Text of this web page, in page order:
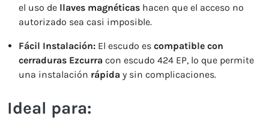
el uso de llaves magnéticas hacen que el acceso no
autorizado sea casi imposible.
Fácil Instalación: El escudo escompatible con
cerraduras Ezcurra con escudo 424 EP, lo que permite
una instalación rápida y sin complicaciones.
Ideal para: